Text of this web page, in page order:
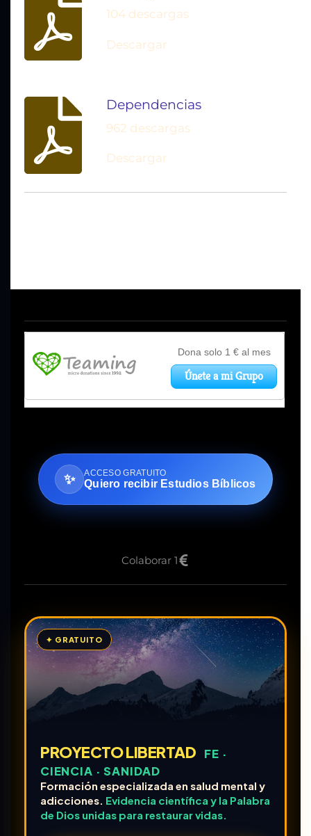
104 descargas
Descargar
Dependencias
962 descargas
Descargar
✨ ACCESO GRATUITO
Quiero recibir Estudios Bíblicos
Colaborar 1
✦ GRATUITO
PROYECTO LIBERTAD
FE ·
CIENCIA · SANIDAD
Formación especializada en salud mental y
adicciones. Evidencia científica y la Palabra
de Dios unidas para restaurar vidas.